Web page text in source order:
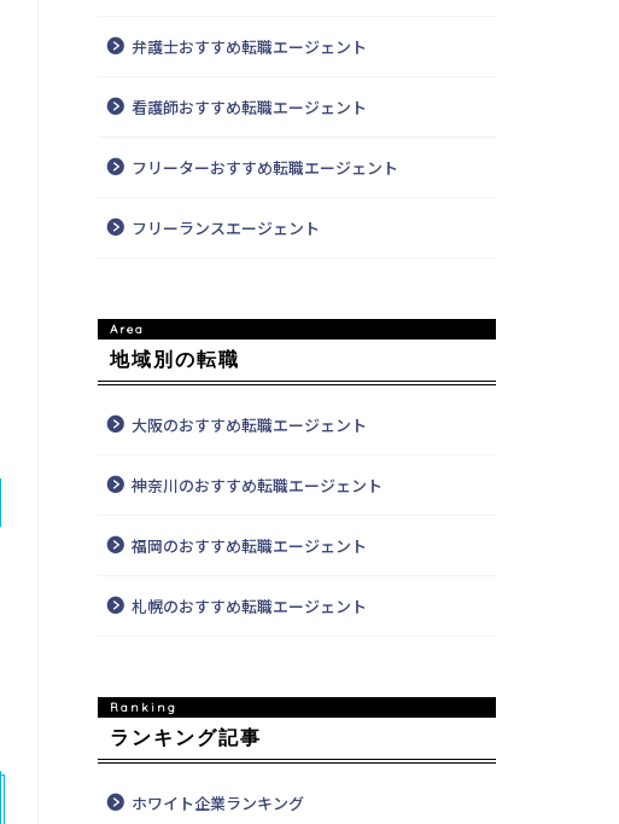
弁護士おすすめ転職エージェント
看護師おすすめ転職エージェント
フリーターおすすめ転職エージェント
フリーランスエージェント
地域別の転職
大阪のおすすめ転職エージェント
神奈川のおすすめ転職エージェント
福岡のおすすめ転職エージェント
札幌のおすすめ転職エージェント
ランキング記事
ホワイト企業ランキング